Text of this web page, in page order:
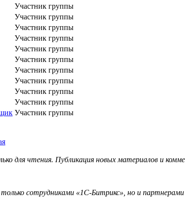
Участник группы
Участник группы
Участник группы
Участник группы
Участник группы
Участник группы
Участник группы
Участник группы
Участник группы
Участник группы
Участник группы
для чтения. Публикация новых материалов и
сотрудниками «1С-Битрикс», но и